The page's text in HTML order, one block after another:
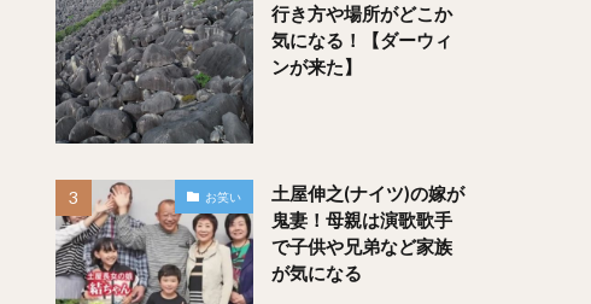
行き方や場所がどこか
気になる！【ダーウィ
ンが来た】
お笑い
土屋伸之(ナイツ)の嫁が
鬼妻！母親は演歌歌手
で子供や兄弟など家族
が気になる